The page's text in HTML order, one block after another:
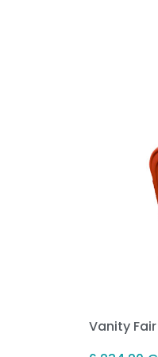
Vanity Fair